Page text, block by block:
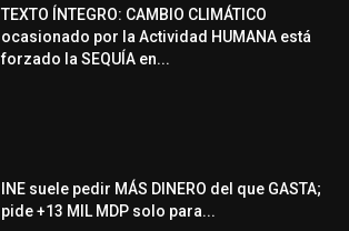
TEXTO ÍNTEGRO: CAMBIO CLIMÁTICO
ocasionado por la Actividad HUMANA está
forzado la SEQUÍA en...
INE suele pedir MÁS DINERO del que GASTA;
pide +13 MIL MDP solo para...